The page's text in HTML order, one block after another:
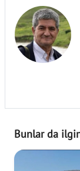
Bunlar da